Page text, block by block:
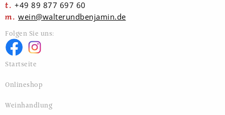
+49 89 877 697 60
wein@walterundbenjamin.de
Folgen Sie uns:
Startseite
Onlineshop
Weinhandlung